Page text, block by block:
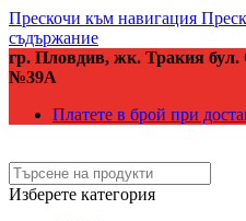
Прескочи към навигация
съдържание
гр. Пловдив, жк. Тракия бул.
№39А
Платете в брой при
Изберете категория